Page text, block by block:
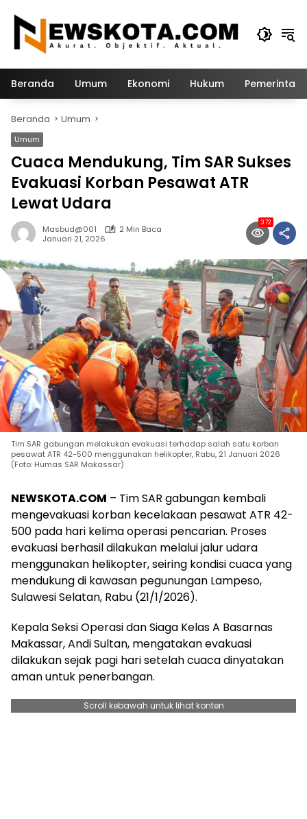
konten
Beranda Umum Ekonomi Hukum
Beranda Umum
Umum
Cuaca Mendukung, Tim SAR Sukses
Evakuasi Korban Pesawat ATR
Lewat Udara
Masbud@001
2 Min Baca
Januari 21, 2026
372
Tim SAR gabungan melakukan evakuasi terhadap salah satu korban
pesawat ATR 42-500 menggunakan helikopter, Rabu, 21 Januari 2026
(Foto: Humas SAR Makassar)
NEWSKOTA.COM – Tim SAR gabungan kembali
mengevakuasi korban kecelakaan pesawat ATR 42-
500 pada hari kelima operasi pencarian. Proses
evakuasi berhasil dilakukan melalui jalur udara
menggunakan helikopter, seiring kondisi cuaca yang
mendukung di kawasan pegunungan Lampeso,
Sulawesi Selatan, Rabu (21/1/2026).
Kepala Seksi Operasi dan Siaga Kelas A Basarnas
Makassar, Andi Sultan, mengatakan evakuasi
dilakukan sejak pagi hari setelah cuaca dinyatakan
aman untuk penerbangan.
Scroll kebawah untuk lihat konten